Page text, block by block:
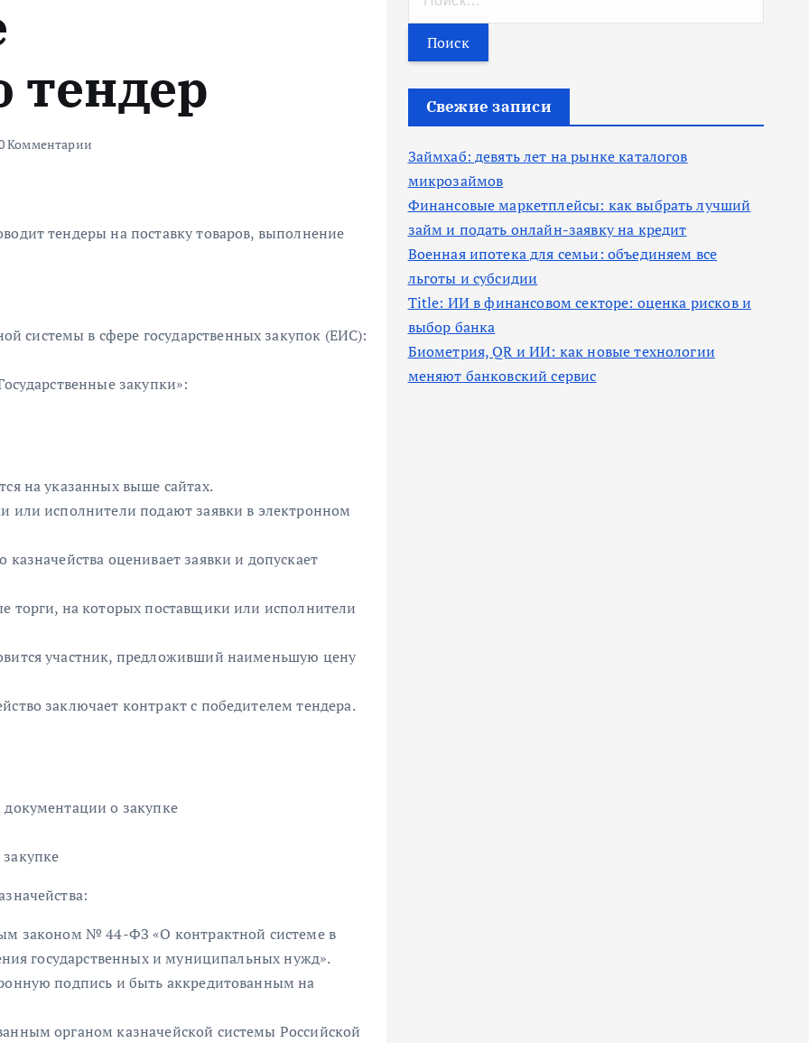
тендер
Комментарии
тендеры на поставку товаров, выполнение
системы в сфере государственных закупок (ЕИС):
закупки»:
на указанных выше сайтах.
или исполнители подают заявки в электронном
оценивает заявки и допускает
торги, на которых поставщики или исполнители
участник, предложивший наименьшую цену
заключает контракт с победителем тендера.
документации о закупке
законом № 44-ФЗ «О контрактной системе в
государственных и муниципальных нужд».
подпись и быть аккредитованным на
органом казначейской системы Российской
т
и
Свежие записи
Займхаб: девять лет на рынке каталогов
микрозаймов
Финансовые маркетплейсы: как выбрать лучший
займ и подать онлайн-заявку на кредит
Военная ипотека для семьи: объединяем все
льготы и субсидии
Title: ИИ в финансовом секторе: оценка рисков и
выбор банка
Биометрия, QR и ИИ: как новые технологии
меняют банковский сервис